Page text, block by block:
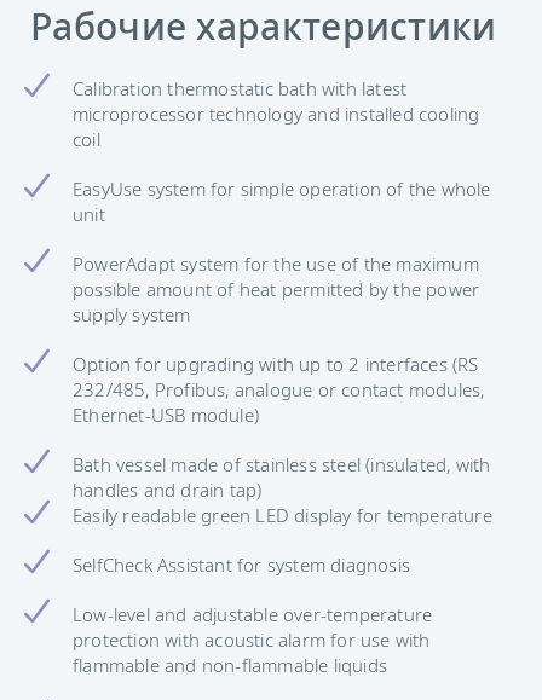
Рабочие характеристики
Calibration thermostatic bath with latest
microprocessor technology and installed cooling
coil
EasyUse system for simple operation of the whole
unit
PowerAdapt system for the use of the maximum
possible amount of heat permitted by the power
supply system
Option for upgrading with up to 2 interfaces (RS
232/485, Profibus, analogue or contact modules,
Ethernet-USB module)
Bath vessel made of stainless steel (insulated, with
handles and drain tap)
Easily readable green LED display for temperature
SelfCheck Assistant for system diagnosis
Low-level and adjustable over-temperature
protection with acoustic alarm for use with
flammable and non-flammable liquids